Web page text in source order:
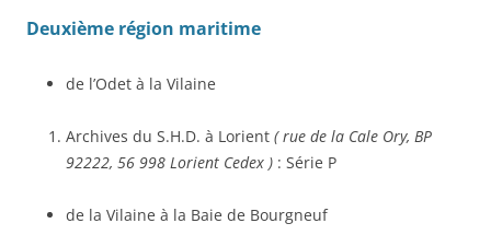
Deuxième région maritime
de l’Odet à la Vilaine
Archives du S.H.D. à Lorient ( rue de la Cale Ory, BP
92222, 56 998 Lorient Cedex ) : Série P
de la Vilaine à la Baie de Bourgneuf